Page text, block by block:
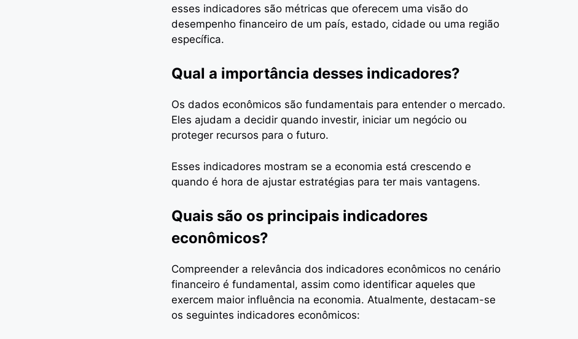
esses indicadores são métricas que oferecem uma visão do
desempenho financeiro de um país, estado, cidade ou uma região
específica.
Qual a importância desses indicadores?
Os dados econômicos são fundamentais para entender o mercado.
Eles ajudam a decidir quando investir, iniciar um negócio ou
proteger recursos para o futuro.
Esses indicadores mostram se a economia está crescendo e
quando é hora de ajustar estratégias para ter mais vantagens.
Quais são os principais indicadores
econômicos?
Compreender a relevância dos indicadores econômicos no cenário
financeiro é fundamental, assim como identificar aqueles que
exercem maior influência na economia. Atualmente, destacam-se
os seguintes indicadores econômicos: